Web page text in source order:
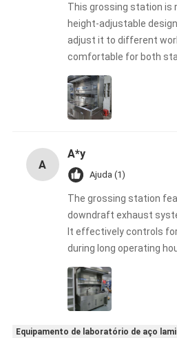
This grossing station is
height-adjustable
adjust it to different
comfortable for both
operations, greatly
The tabletop is sturdy
material is easy to
frequent use in our
simple to install. Highly
laboratories or
A
A*y
Ajuda (1)
The grossing station
downdraft exhaust
It effectively controls
during long operating
improving laboratory
Equipamento de laboratório de aço